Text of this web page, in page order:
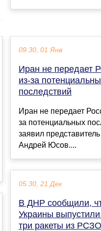
09:30, 01 Янв
Иран не передает
из-за
последствий
Иран не передает
за потенциальных
заявил
Андрей Юсов....
05:30, 21 Дек
В ДНР сообщили,
Украины
три ракеты из РСЗО